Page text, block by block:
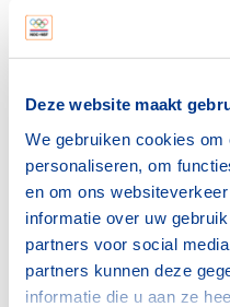
Deze website maakt
We gebruiken cookies
personaliseren, om
en om ons
informatie over uw
partners voor social
partners kunnen deze
informatie die u aan ze
hockeywedstrijd van je
Voor welk gedrag
langs de lijn, in de
hier richting aan en is
onderdeel van het
ongewenst gedrag.
Lees verder
toekomstig kader.
Lees verder
echter grote capaciteiten
voor. Vooral voor het
Van der Reijden, die voor
de Olympic Order kreeg,
Terpstra voor een
oud-politica eind 2003
Bronnen:
• ANP
• Parlement & Politiek